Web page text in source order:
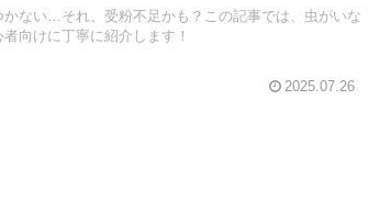
ない…それ、受粉不足かも？この記事では、虫がいな
向けに丁寧に紹介します！
2025.07.26